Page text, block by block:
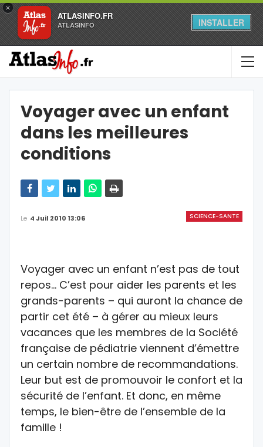
×
ATLASINFO.FR
ATLASINFO INSTALLER
Voyager avec un enfant
dans les meilleures
conditions
SCIENCE-SANTE
Le 4 Juil 2010 13:06
Voyager avec un enfant n’est pas de tout
repos… C’est pour aider les parents et les
grands-parents – qui auront la chance de
partir cet été – à gérer au mieux leurs
vacances que les membres de la Société
française de pédiatrie viennent d’émettre
un certain nombre de recommandations.
Leur but est de promouvoir le confort et la
sécurité de l’enfant. Et donc, en même
temps, le bien-être de l’ensemble de la
famille !